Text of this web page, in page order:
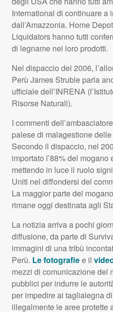
International di continuare a
dall’Amazzonia. Home
Liquidators hanno tutti
di legname nei loro prodotti.
Nel dispaccio del 2006,
Perù James Struble parla
ufficiale dell’INRENA
Risorse Naturali).
I commenti
palese di malagestione
Secondo il dispaccio, nel
importato l’88% del mogano
mettendo in luce il ruolo
Uniti nel diffondersi del
La maggior parte del
rimane oggi destinata agli
La notizia arriva a pochi
diffusione, da parte di
immagini di una tribù
Perù. Le fotografiee il
mezzi di comunicazione del
pubblici per indurre le
per impedire ai taglialegna
illegalmente le aree protette